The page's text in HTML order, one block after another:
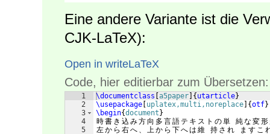
Eine andere Variante ist die
CJK-LaTeX):
Open in writeLaTeX
Code, hier editierbar zum Übersetzen:
1
2
3
4
5
\documentclass a5paper { utarticle}
\usepackage uplatex,multi,noreplace {otf}
\begin{document }
時書 き 込 み方向 多 言語テ キ ス ト の単 純な 変形
左か ら 右へ 、 上か ら 下へは 維 持 さ れ ま す こ